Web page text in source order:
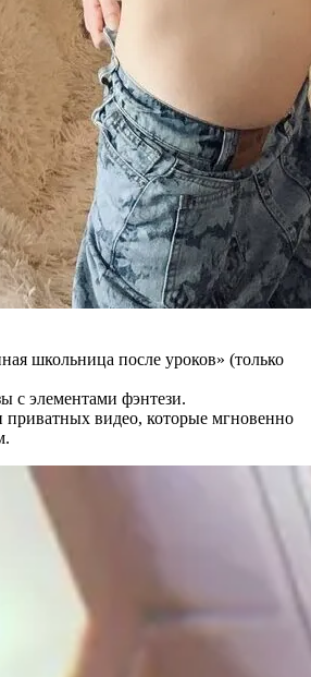
школьница после уроков» (только
с элементами фэнтези.
приватных видео, которые мгновенно